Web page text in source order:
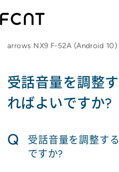
arrows NX9 F-52A (Android 10)
受話音量を調整
ればよいですか?
Q
受話音量を調整す
ですか?